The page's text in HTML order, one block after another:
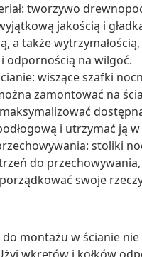
tworzywo
jakością i
a także wytrzymałością,
odpornością na wilgoć.
wiszące szafki
zamontować na
i utrzymać ją w
stoliki
do
swoje
do montażu w ścianie nie